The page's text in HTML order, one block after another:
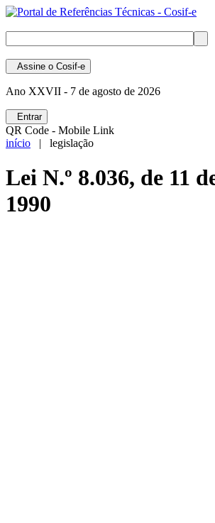
Assine o Cosif-e
Ano XXVII - 7 de agosto de 2026
Entrar
QR Code - Mobile Link
início | legislação
Lei N.º 8.036, de 11
1990